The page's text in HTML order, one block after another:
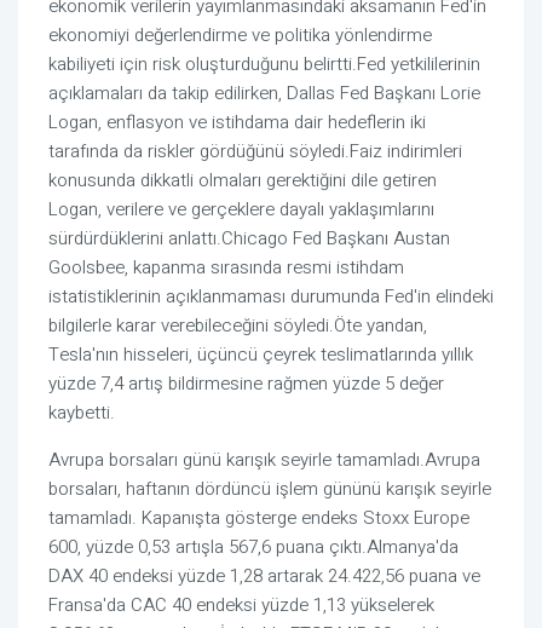
ekonomik verilerin yayımlanmasındaki aksamanın Fed'in
ekonomiyi değerlendirme ve politika yönlendirme
kabiliyeti için risk oluşturduğunu belirtti.Fed yetkililerinin
açıklamaları da takip edilirken, Dallas Fed Başkanı Lorie
Logan, enflasyon ve istihdama dair hedeflerin iki
tarafında da riskler gördüğünü söyledi.Faiz indirimleri
konusunda dikkatli olmaları gerektiğini dile getiren
Logan, verilere ve gerçeklere dayalı yaklaşımlarını
sürdürdüklerini anlattı.Chicago Fed Başkanı Austan
Goolsbee, kapanma sırasında resmi istihdam
istatistiklerinin açıklanmaması durumunda Fed'in elindeki
bilgilerle karar verebileceğini söyledi.Öte yandan,
Tesla'nın hisseleri, üçüncü çeyrek teslimatlarında yıllık
yüzde 7,4 artış bildirmesine rağmen yüzde 5 değer
kaybetti.
Avrupa borsaları günü karışık seyirle tamamladı.Avrupa
borsaları, haftanın dördüncü işlem gününü karışık seyirle
tamamladı. Kapanışta gösterge endeks Stoxx Europe
600, yüzde 0,53 artışla 567,6 puana çıktı.Almanya'da
DAX 40 endeksi yüzde 1,28 artarak 24.422,56 puana ve
Fransa'da CAC 40 endeksi yüzde 1,13 yükselerek